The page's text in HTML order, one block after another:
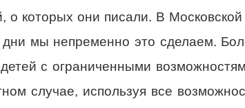
которых они писали. В
мы непременно это сделаем.
с ограниченными
случае, используя все